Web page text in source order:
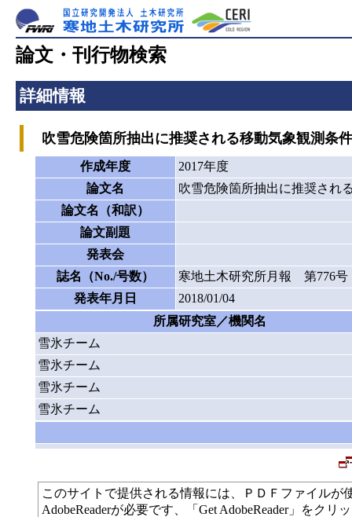
論文・刊行物検索
詳細情報
吹雪危険箇所抽出に推奨される移動気象観測条
作成年度
2017年度
論文名
吹雪危険箇所抽出に推奨され
論文名（和訳）
論文副題
発表会
誌名（No./号数）
寒地土木研究所月報 第776号
発表年月日
2018/01/04
所属研究室／機関名
雪氷チーム
雪氷チーム
雪氷チーム
雪氷チーム
このサイトで提供される情報には、ＰＤＦファイル
AdobeReaderが必要です、「Get AdobeReader」をク